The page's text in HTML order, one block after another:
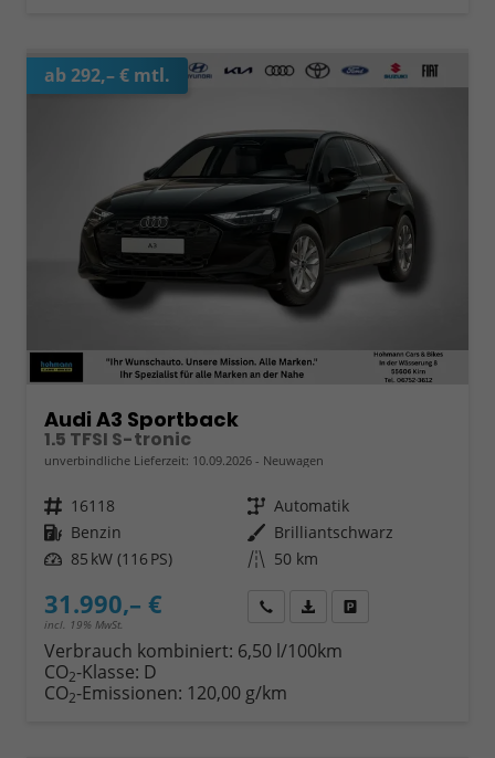
ab 292,– € mtl.
Audi A3 Sportback
1.5 TFSI S-tronic
unverbindliche Lieferzeit: 10.09.2026 Neuwagen
Fahrzeugnr. 16118 Getriebe Automatik
Kraftstoff Benzin Außenfarbe Brilliantschwarz
Leistung 85 kW (116 PS) Kilometerstand 50 km
31.990,– €
incl. 19% MwSt.
Wir rufen Sie anFahrzeugexposé (PDF)
Verbrauch kombiniert: 6,50 l/100km
CO2-Klasse: D
CO2-Emissionen: 120,00 g/km